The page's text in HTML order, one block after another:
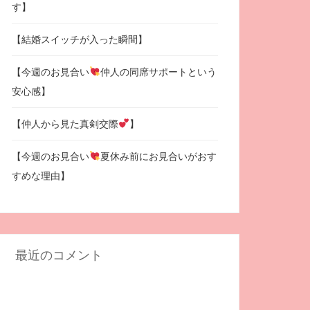
す】
【結婚スイッチが入った瞬間】
【今週のお見合い
仲人の同席サポートという
安心感】
【仲人から見た真剣交際 】
【今週のお見合い
夏休み前にお見合いがおす
すめな理由】
最近のコメント